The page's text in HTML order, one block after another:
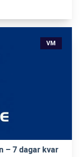
VM
– 7 dagar kvar